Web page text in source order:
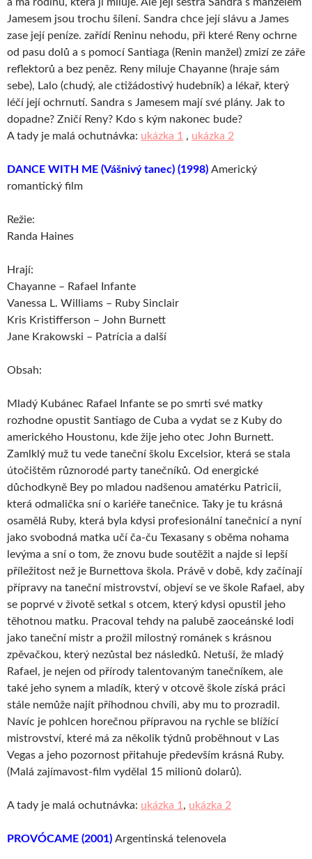
Jamesem jsou trochu šílení. Sandra chce její slávu a James
zase její peníze. zařídí Reninu nehodu, při které Reny ochrne
od pasu dolů a s pomocí Santiaga (Renin manžel) zmizí ze záře
reflektorů a bez peněz. Reny miluje Chayanne (hraje sám
sebe), Lalo (chudý, ale ctižádostivý hudebník) a lékař, který
léčí její ochrnutí. Sandra s Jamesem mají své plány. Jak to
dopadne? Zničí Reny? Kdo s kým nakonec bude?
A tady je malá ochutnávka: ukázka 1 , ukázka 2
DANCE WITH ME (Vášnivý tanec) (1998) Americký
romantický film
Režie:
Randa Haines
Hrají:
Chayanne – Rafael Infante
Vanessa L. Williams – Ruby Sinclair
Kris Kristifferson – John Burnett
Jane Krakowski – Patrícia a další
Obsah:
Mladý Kubánec Rafael Infante se po smrti své matky
rozhodne opustit Santiago de Cuba a vydat se z Kuby do
amerického Houstonu, kde žije jeho otec John Burnett.
Zamlklý muž tu vede taneční školu Excelsior, která se stala
útočištěm různorodé party tanečníků. Od energické
důchodkyně Bey po mladou nadšenou amatérku Patricii,
která odmalička sní o kariéře tanečnice. Taky je tu krásná
osamělá Ruby, která byla kdysi profesionální tanečnicí a nyní
jako svobodná matka učí ča-ču Texasany s oběma nohama
levýma a sní o tom, že znovu bude soutěžit a najde si lepší
příležitost než je Burnettova škola. Právě v době, kdy začínají
přípravy na taneční mistrovství, objeví se ve škole Rafael, aby
se poprvé v životě setkal s otcem, který kdysi opustil jeho
těhotnou matku. Pracoval tehdy na palubě zaoceánské lodi
jako taneční mistr a prožil milostný románek s krásnou
zpěvačkou, který nezůstal bez následků. Netuší, že mladý
Rafael, je nejen od přírody talentovaným tanečníkem, ale
také jeho synem a mladík, který v otcově škole získá práci
stále nemůže najít příhodnou chvíli, aby mu to prozradil.
Navíc je pohlcen horečnou přípravou na rychle se blížící
mistrovství, které má za několik týdnů proběhnout v Las
Vegas a jeho pozornost přitahuje především krásná Ruby.
(Malá zajímavost-film vydělal 15 milionů dolarů).
A tady je malá ochutnávka: ukázka 1 , ukázka 2
PROVÓCAME (2001) Argentinská telenovela